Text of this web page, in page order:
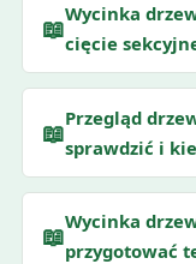
📖Wycinka
cięcie
📖Przegląd
sprawdzić i
📖Wycinka
przygotować